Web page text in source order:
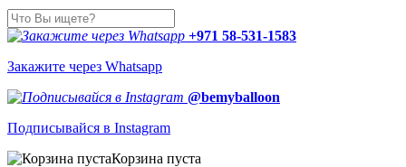
+971 58-531-1583
Закажите через Whatsapp
@bemyballoon
Подписывайся в Instagram
Корзина пуста